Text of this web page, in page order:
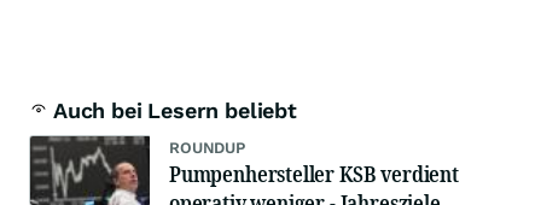
Auch bei Lesern beliebt
ROUNDUP
Pumpenhersteller KSB verdient